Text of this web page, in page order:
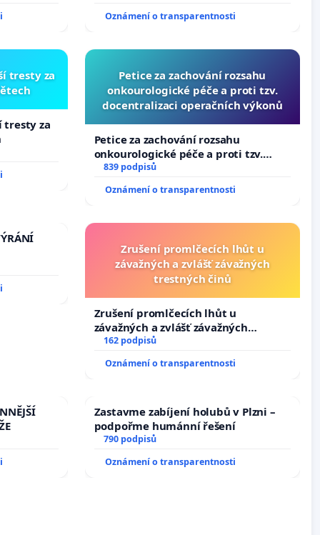
Oznámení o transparentnosti
tresty za
tresty za
Petice za zachování rozsahu
onkourologické péče a proti tzv.
docentralizaci operačních výkonů
Petice za zachování rozsahu
onkourologické péče a proti tzv.
docentralizaci operačních výkonů
839 podpisů
Oznámení o transparentnosti
Zrušení promlčecích lhůt u
závažných a zvlášť závažných
trestných činů
Zrušení promlčecích lhůt u
závažných a zvlášť závažných
trestných činů
162 podpisů
Oznámení o transparentnosti
Zastavme zabíjení holubů v Plzni –
podpořme humánní řešení
790 podpisů
Oznámení o transparentnosti